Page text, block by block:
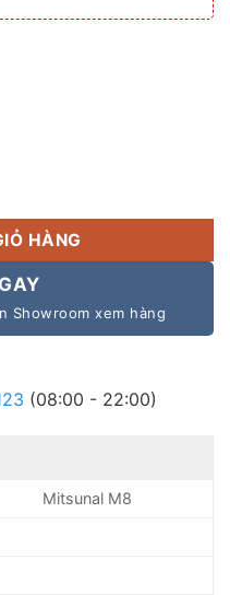
trợ giảng, giá tốt nhất số
HÀNG
Showroom xem hàng
(08:00 - 22:00)
Mitsunal M8